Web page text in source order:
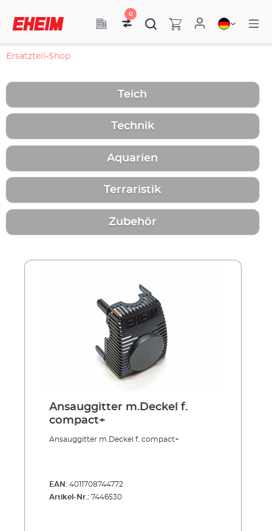
0
Ersatzteil-Shop
Teich
Technik
Aquarien
Terraristik
Zubehör
Ansauggitter m.Deckel f.
compact+
Ansauggitter m.Deckel f. compact+
EAN: 4011708744772
Artikel-Nr.: 7446530